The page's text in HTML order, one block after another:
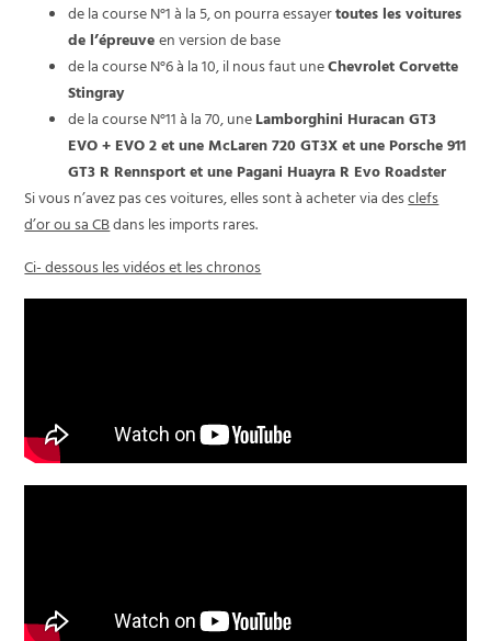
de la course N°1 à la 5, on pourra essayertoutes les voitures
de l’épreuveen version de base
de la course N°6 à la 10, il nous faut uneChevrolet Corvette
Stingray
de la course N°11 à la 70, uneLamborghini Huracan GT3
EVO + EVO 2 et une McLaren 720 GT3X et une Porsche 911
GT3 R Rennsport et une Pagani Huayra R Evo Roadster
Si vous n’avez pas ces voitures, elles sont à acheter via desclefs
d’or ou sa CBdans les imports rares.
Ci- dessous les vidéos et les chronos